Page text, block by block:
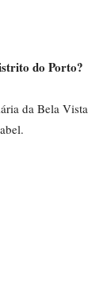
do Porto?
da Bela Vista